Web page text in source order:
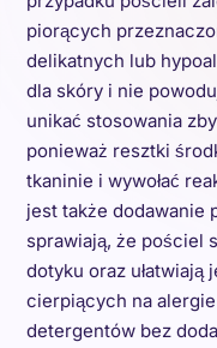
piorących
delikatnych lub
dla skóry i nie
unikać stosowania
ponieważ resztki
tkaninie i wywołać
jest także dodawanie
sprawiają, że pościel
dotyku oraz ułatwiają
cierpiących na
detergentów bez